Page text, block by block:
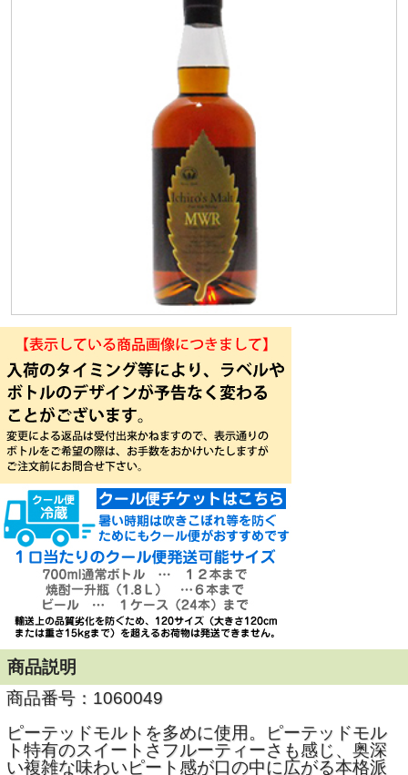
商品説明
商品番号：1060049
ピーテッドモルトを多めに使用。ピーテッドモル
ト特有のスイートさフルーティーさも感じ、奥深
い複雑な味わいピート感が口の中に広がる本格派